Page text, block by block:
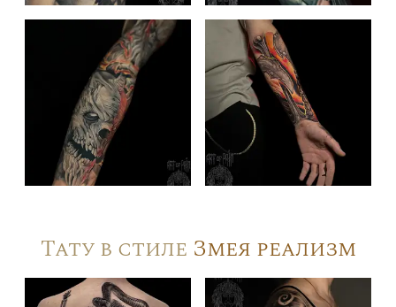
Тату в стиле Змея реализм